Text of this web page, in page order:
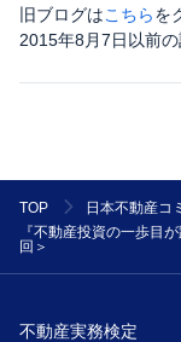
旧ブログはこちらを
2015年8月7日以前
TOP
日本不動産コ
『不動産投資の一歩目
回＞
不動産実務検定